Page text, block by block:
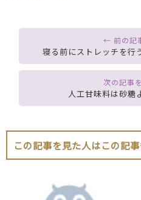
寝る前にストレッチを行
人工甘味料は砂糖
この記事を見た人はこの記